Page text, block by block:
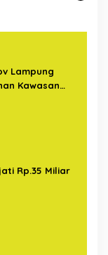
Lampung
Kawasan
Rp.35 Miliar